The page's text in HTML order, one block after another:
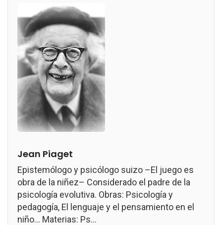
Jean Piaget
Epistemólogo y psicólogo suizo –El juego es
obra de la niñez– Considerado el padre de la
psicología evolutiva. Obras: Psicología y
pedagogía, El lenguaje y el pensamiento en el
niño... Materias: Ps...